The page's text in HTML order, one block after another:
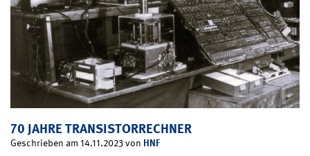
70 JAHRE TRANSISTORRECHNER
Geschrieben am 14.11.2023 von HNF